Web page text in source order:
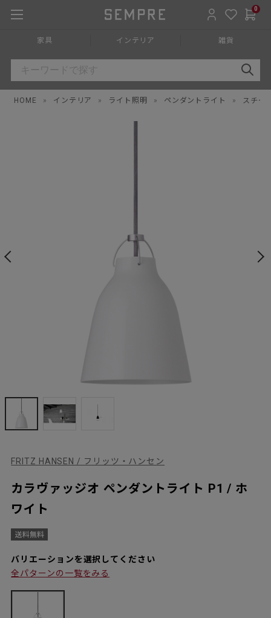
0
家具 インテリア 雑貨
HOME » インテリア » ライト照明 » ペンダントライト » スチー
FRITZ HANSEN / フリッツ・ハンセン
カラヴァッジオ ペンダントライト P1 / ホ
ワイト
バリエーションを選択してください
全パターンの一覧をみる